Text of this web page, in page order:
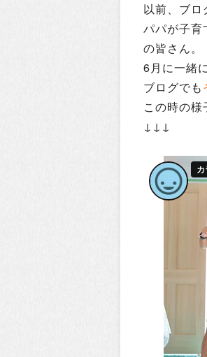
以前、ブロ
パパが子育
の皆さん。
6月に一緒
ブログでも
この時の
↓↓↓